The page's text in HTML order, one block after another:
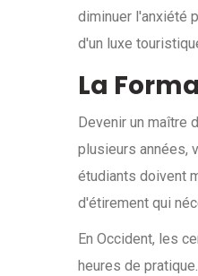
diminuer l'anxiété
d'un luxe
La
Devenir un maître
plusieurs années,
étudiants doivent
d'étirement qui
En Occident, les
heures de